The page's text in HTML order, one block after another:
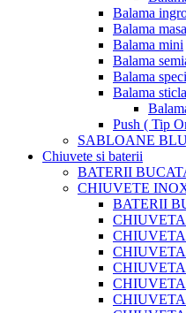
Balama
Balama
Balama mini
Balama
Balama
Balama sticla
Push ( Tip
SABLOANE
Chiuvete si baterii
BATERII
CHIUVETE
BATERII
CHIUVETA
CHIUVETA
CHIUVETA